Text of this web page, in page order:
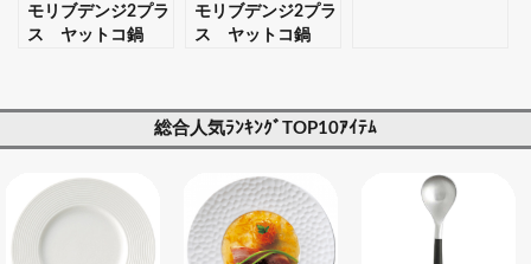
モリブデンジ2プラ
ス ヤットコ鍋
ト・プレゼント対
モリブデンジ2プラ
ス ヤットコ鍋
ト・プレゼント対
応可】
総合人気ﾗﾝｷﾝｸﾞTOP10ｱｲﾃﾑ